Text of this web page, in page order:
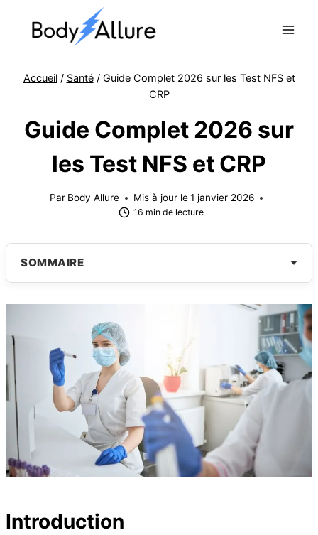
Accueil / Santé / Guide Complet 2026 sur les Test NFS et
CRP
Guide Complet 2026 sur
les Test NFS et CRP
Par Body Allure Mis à jour le1 janvier 2026
16 min de lecture
SOMMAIRE
Introduction